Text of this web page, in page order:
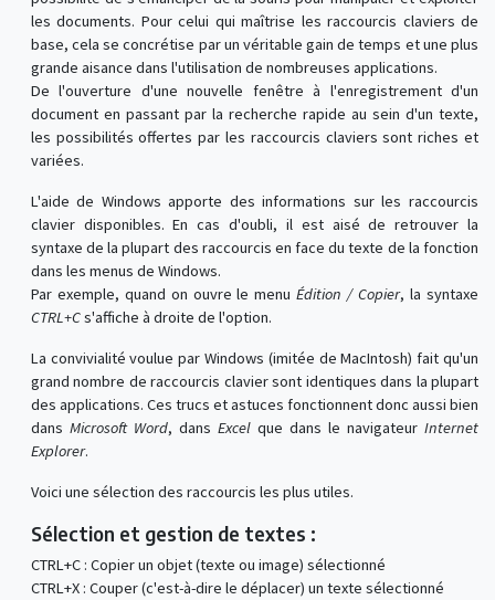
les documents. Pour celui qui maîtrise les raccourcis claviers de
base, cela se concrétise par un véritable gain de temps et une plus
grande aisance dans l'utilisation de nombreuses applications.
De l'ouverture d'une nouvelle fenêtre à l'enregistrement d'un
document en passant par la recherche rapide au sein d'un texte,
les possibilités offertes par les raccourcis claviers sont riches et
variées.
L'aide de Windows apporte des informations sur les raccourcis
clavier disponibles. En cas d'oubli, il est aisé de retrouver la
syntaxe de la plupart des raccourcis en face du texte de la fonction
dans les menus de Windows.
Par exemple, quand on ouvre le menuÉdition / Copier, la syntaxe
CTRL+Cs'affiche à droite de l'option.
La convivialité voulue par Windows (imitée de MacIntosh) fait qu'un
grand nombre de raccourcis clavier sont identiques dans la plupart
des applications. Ces trucs et astuces fonctionnent donc aussi bien
dans Microsoft Word, dans Excelque dans le navigateurInternet
Explorer.
Voici une sélection des raccourcis les plus utiles.
Sélection et gestion de textes :
CTRL+C : Copier un objet (texte ou image) sélectionné
CTRL+X : Couper (c'est-à-dire le déplacer) un texte sélectionné